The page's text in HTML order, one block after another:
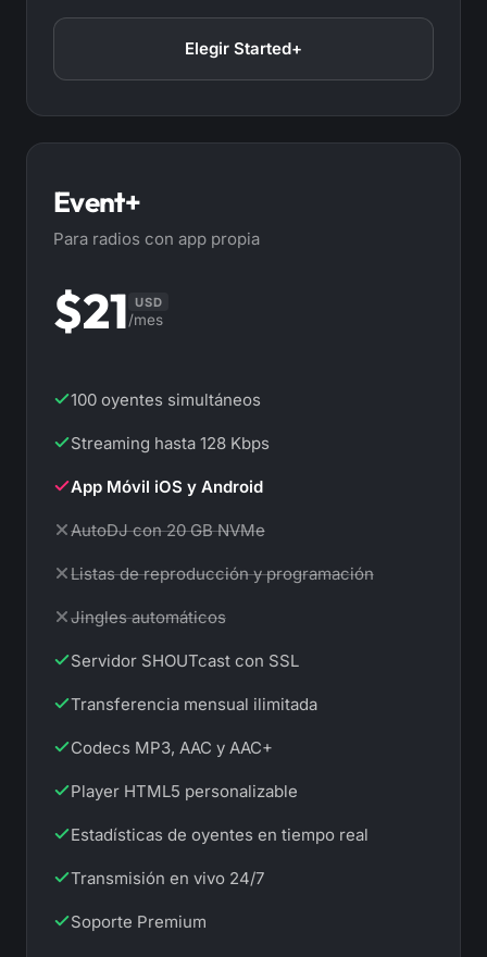
Elegir Started+
Event+
Para radios con app propia
$21 USD
/mes
100 oyentes simultáneos
Streaming hasta 128 Kbps
App Móvil iOS y Android
No incluida en este plan:
AutoDJ con 20 GB NVMe
No incluida en este plan:
Listas de reproducción y programación
No incluida en este plan:
Jingles automáticos
Servidor SHOUTcast con SSL
Transferencia mensual ilimitada
Codecs MP3, AAC y AAC+
Player HTML5 personalizable
Estadísticas de oyentes en tiempo real
Transmisión en vivo 24/7
Soporte Premium